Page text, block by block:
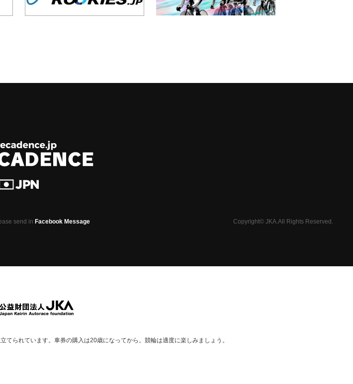
send in Facebook Message Copyright© JKA.All Rights Reserved.
てられています。 車券の購入は20歳になってから。競輪は適度に楽しみましょう。